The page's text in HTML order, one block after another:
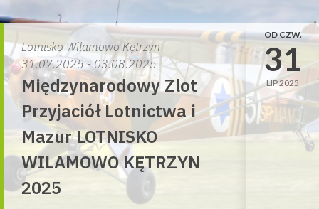
Lotnisko Wilamowo Kętrzyn
31.07.2025 - 03.08.2025
Międzynarodowy Zlot
Przyjaciół Lotnictwa i
Mazur LOTNISKO
WILAMOWO KĘTRZYN
2025
OD CZW.
31
LIP 2025